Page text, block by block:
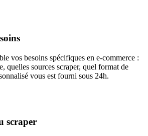
vos besoins spécifiques en e-commerce :
quelles sources scraper, quel format de
vous est fourni sous 24h.
scraper